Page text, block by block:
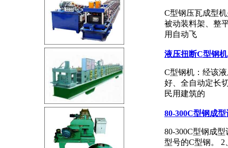
C型钢压瓦成型
被动装料架、整
用自动飞
液压扭断C型钢机
C型钢机：经该
好、全自动定长
民用建筑的
80-300C型钢成
80-300C型钢成型
型号的C型钢。 2